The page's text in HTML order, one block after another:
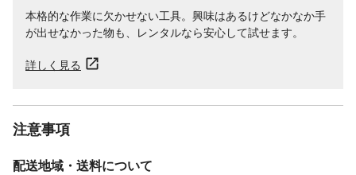
本格的な作業に欠かせない工具。興味はあるけどなかなか手
が出せなかった物も、レンタルなら安心して試せます。
詳しく見る
注意事項
配送地域・送料について